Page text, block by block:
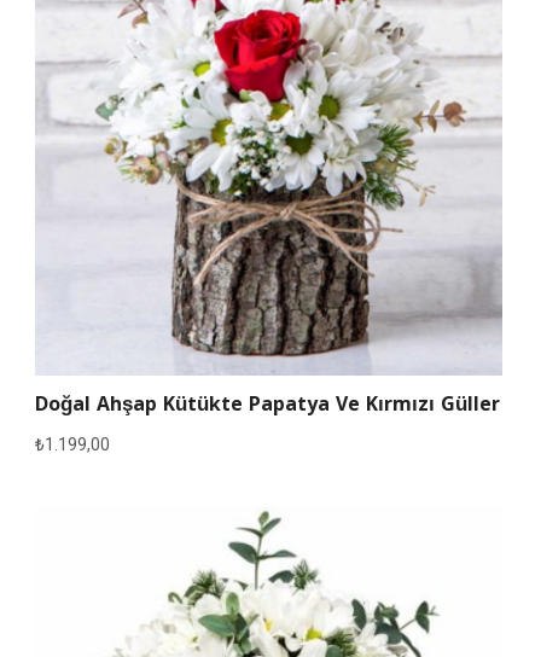
Doğal Ahşap Kütükte Papatya Ve Kırmızı Güller
₺1.199,00